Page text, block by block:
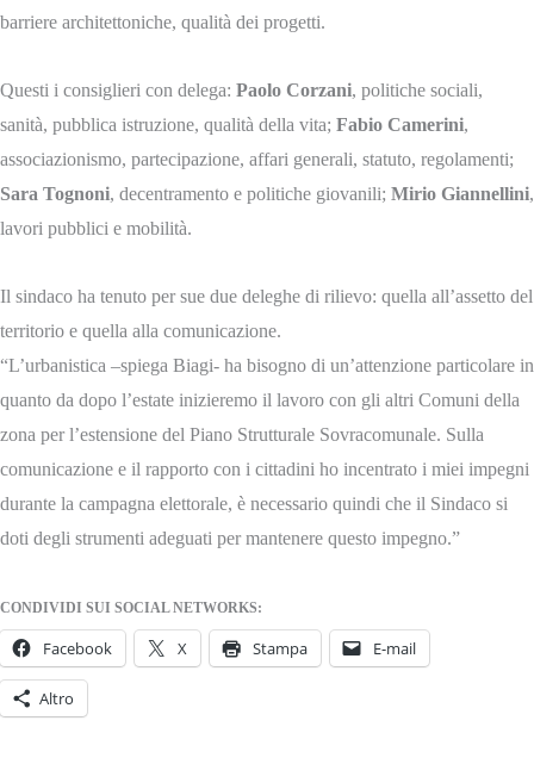
barriere architettoniche, qualità dei progetti.
Questi i consiglieri con delega: Paolo Corzani, politiche sociali,
sanità, pubblica istruzione, qualità della vita; Fabio Camerini,
associazionismo, partecipazione, affari generali, statuto, regolamenti;
Sara Tognoni, decentramento e politiche giovanili; Mirio Giannellini,
lavori pubblici e mobilità.
Il sindaco ha tenuto per sue due deleghe di rilievo: quella all’assetto del
territorio e quella alla comunicazione.
“L’urbanistica –spiega Biagi- ha bisogno di un’attenzione particolare in
quanto da dopo l’estate inizieremo il lavoro con gli altri Comuni della
zona per l’estensione del Piano Strutturale Sovracomunale. Sulla
comunicazione e il rapporto con i cittadini ho incentrato i miei impegni
durante la campagna elettorale, è necessario quindi che il Sindaco si
doti degli strumenti adeguati per mantenere questo impegno.”
CONDIVIDI SUI SOCIAL NETWORKS:
Facebook X Stampa E-mail
Altro